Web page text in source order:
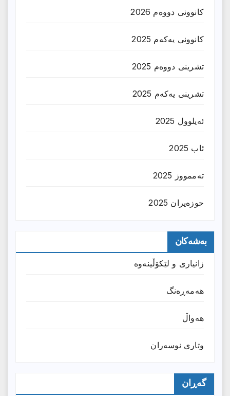
کانوونی دووەم 2026
کانوونی یەکەم 2025
تشرینی دووەم 2025
تشرینی یەکەم 2025
ئەیلوول 2025
ئاب 2025
تەممووز 2025
حوزه‌یران 2025
بەشەکان
زانیارى و لێکۆڵینەوە
هەمەڕەنگ
هەواڵ
وتارى نوسەران
گەڕان